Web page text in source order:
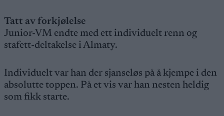
Tatt av forkjølelse
Junior-VM endte med ett individuelt renn og
stafett-deltakelse i Almaty.
Individuelt var han der sjanseløs på å kjempe i den
absolutte toppen. På et vis var han nesten heldig
som fikk starte.